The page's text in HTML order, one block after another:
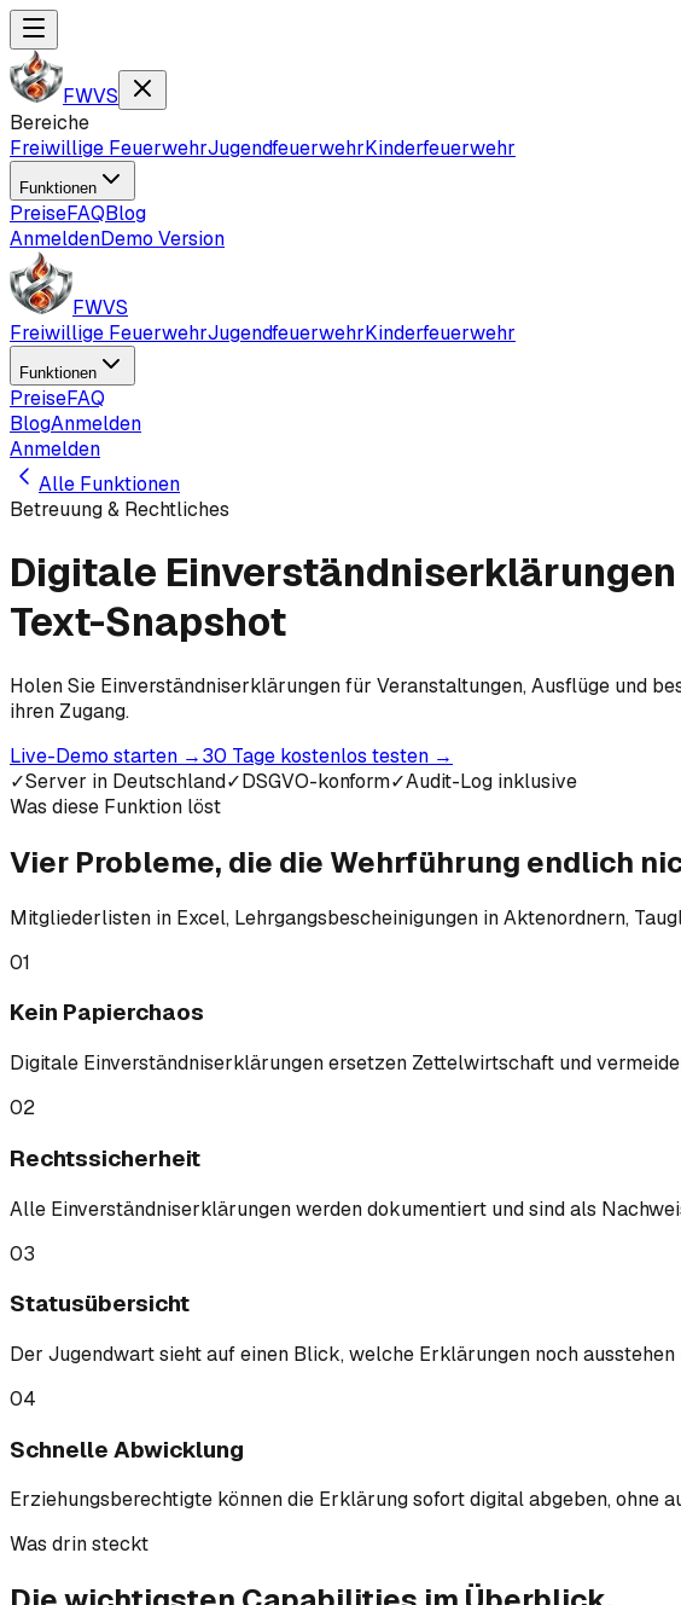
FWVS
Bereiche
Freiwillige FeuerwehrJugendfeuerwehrKinderfeuerwehr
Funktionen
PreiseFAQBlog
AnmeldenDemo Version
FWVS
Freiwillige FeuerwehrJugendfeuerwehrKinderfeuerwehr
Funktionen
PreiseFAQ
BlogAnmelden
Anmelden
Alle Funktionen
Betreuung & Rechtliches
Digitale
Text-Snapshot
Holen Sie Einverständniserklärungen für Veranstaltungen, Ausflüge und
ihren Zugang.
Live-Demo starten →30 Tage kostenlos testen →
✓Server in Deutschland✓DSGVO-konform✓Audit-Log inklusive
Was diese Funktion löst
Vier Probleme, die die Wehrführung endlich
Mitgliederlisten in Excel, Lehrgangsbescheinigungen in Aktenordnern,
01
Kein Papierchaos
Digitale Einverständniserklärungen ersetzen Zettelwirtschaft und
02
Rechtssicherheit
Alle Einverständniserklärungen werden dokumentiert und sind als
03
Statusübersicht
Der Jugendwart sieht auf einen Blick, welche Erklärungen noch
04
Schnelle Abwicklung
Erziehungsberechtigte können die Erklärung sofort digital abgeben, ohne
Was drin steckt